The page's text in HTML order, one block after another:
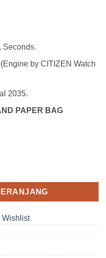
Seconds.
by CITIZEN Watch
2035.
PAPER BAG
Wishlist